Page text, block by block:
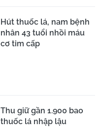
Hút thuốc lá, nam bệnh
nhân 43 tuổi nhồi máu
cơ tim cấp
Thu giữ gần 1.900 bao
thuốc lá nhập lậu